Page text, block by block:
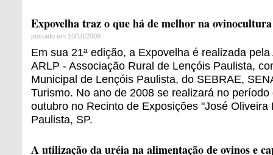
Expovelha traz o que há de melhor na ovinocultura
postado em 10/10/2008
Em sua 21ª edição, a Expovelha é realizada
ARLP - Associação Rural de Lençóis Paulista,
Municipal de Lençóis Paulista, do SEBRAE,
Turismo. No ano de 2008 se realizará no
outubro no Recinto de Exposições "José Oliveira
Paulista, SP.
A utilização da uréia na alimentação de ovinos e